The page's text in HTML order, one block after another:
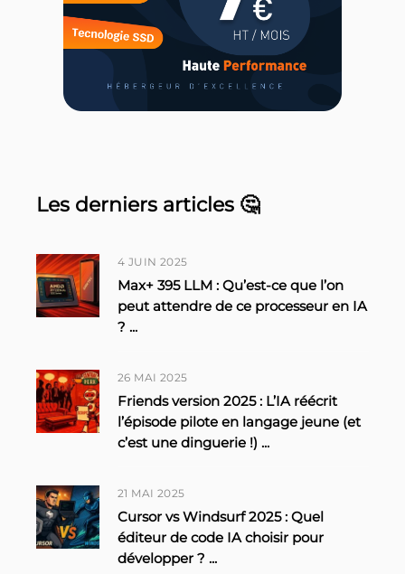
Les derniers articles 🤔
4 JUIN 2025
Max+ 395 LLM : Qu’est-ce que l’on
peut attendre de ce processeur en IA
? ...
26 MAI 2025
Friends version 2025 : L’IA réécrit
l’épisode pilote en langage jeune (et
c’est une dinguerie !) ...
21 MAI 2025
Cursor vs Windsurf 2025 : Quel
éditeur de code IA choisir pour
développer ? ...